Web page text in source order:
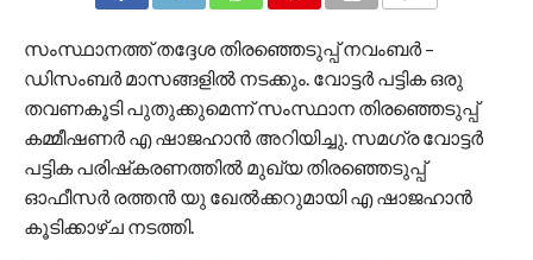
സംസ്ഥാനത്ത് തദ്ദേശ തിരഞ്ഞെടുപ്പ് നവംബര്‍ –
ഡിസംബര്‍ മാസങ്ങളില്‍ നടക്കും. വോട്ടര്‍ പട്ടിക ഒരു
തവണകൂടി പുതുക്കുമെന്ന് സംസ്ഥാന തിരഞ്ഞെടുപ്പ്
കമ്മീഷണര്‍ എ ഷാജഹാന്‍ അറിയിച്ചു. സമഗ്ര വോട്ടര്‍
പട്ടിക പരിഷ്‌കരണത്തില്‍ മുഖ്യ തിരഞ്ഞെടുപ്പ്
ഓഫീസര്‍ രത്തന്‍ യു ഖേല്‍ക്കറുമായി എ ഷാജഹാന്‍
കൂടിക്കാഴ്ച നടത്തി.